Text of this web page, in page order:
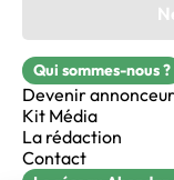
Qui sommes-nous ?
Devenir annonceur
Kit Média
La rédaction
Contact